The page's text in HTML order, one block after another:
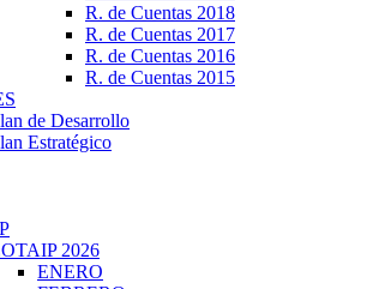
R. de Cuentas 2018
R. de Cuentas 2017
R. de Cuentas 2016
R. de Cuentas 2015
de Desarrollo
Estratégico
2026
ENERO